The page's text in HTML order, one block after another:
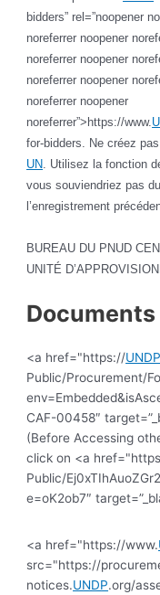
bidders” rel=”noopener
noreferrer noopener
noreferrer noopener
noreferrer noopener
noreferrer noopener
noreferrer”>https://www.
for-bidders. Ne créez
UN. Utilisez la fonction
vous souviendriez pas
l’enregistrement
BUREAU DU PNUD
UNITÉ
Documents
<a href="https://UNDP
Public/Procurement/
CAF-00458″
(Before Accessing
click on <a
Public/
e=oK2ob7″
<a href="https://www.
src="https://
notices.UNDP.org/